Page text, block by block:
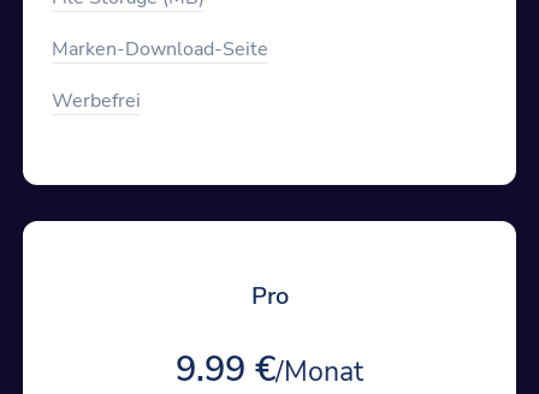
Marken-Download-Seite
Werbefrei
Pro
9.99 €/Monat